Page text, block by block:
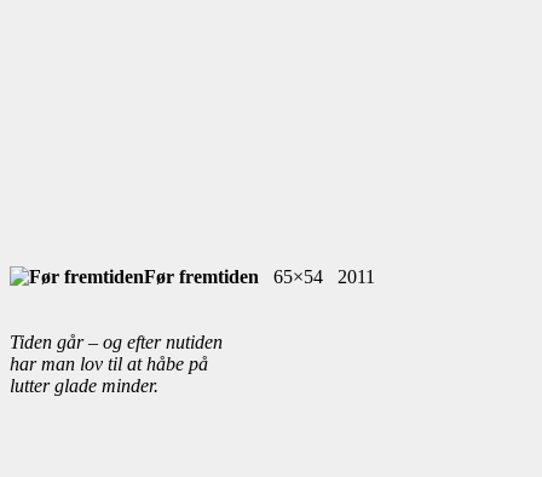
Før fremtiden 65×54 2011
Tiden går – og efter nutiden
har man lov til at håbe på
lutter glade minder.